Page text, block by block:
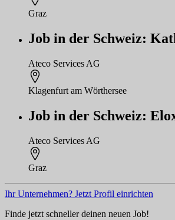
Graz
Job in der Schweiz:
Ateco Services AG
Klagenfurt am Wörthersee
Job in der Schweiz:
Ateco Services AG
Graz
Ihr Unternehmen? Jetzt Profil einrichten
Finde jetzt schneller deinen neuen Job!